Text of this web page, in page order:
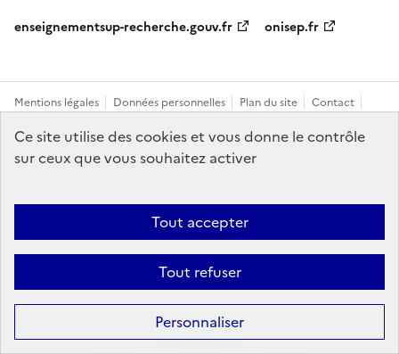
Ce site utilise des cookies et vous donne le contrôle
sur ceux que vous souhaitez activer
Tout accepter
Tout refuser
Personnaliser
enseignementsup-recherche.gouv.fr
onisep.fr
Mentions légales Données personnelles Plan du site
Contact
Accessibilité : partiellement conforme
Sauf mention explicite de propriété intellectuelle détenue par des tiers,